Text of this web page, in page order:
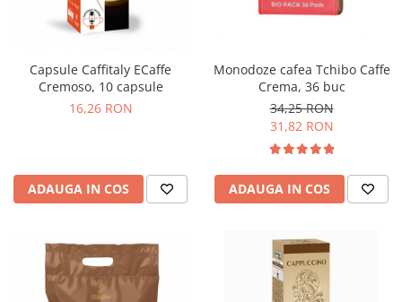
Capsule Caffitaly ECaffe
Cremoso, 10 capsule
16,26 RON
ADAUGA IN COS
Monodoze cafea Tchibo Caffe
Crema, 36 buc
34,25 RON
31,82 RON
ADAUGA IN COS